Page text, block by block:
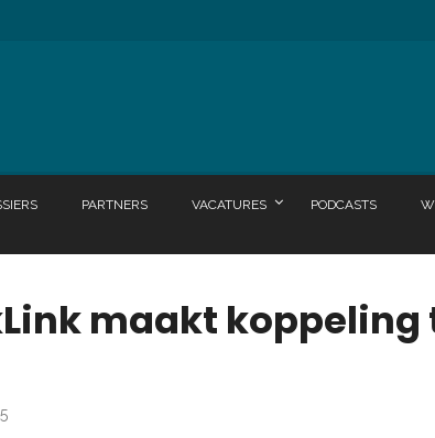
PARTNERS VACATURES PODCASTS
maakt koppeling